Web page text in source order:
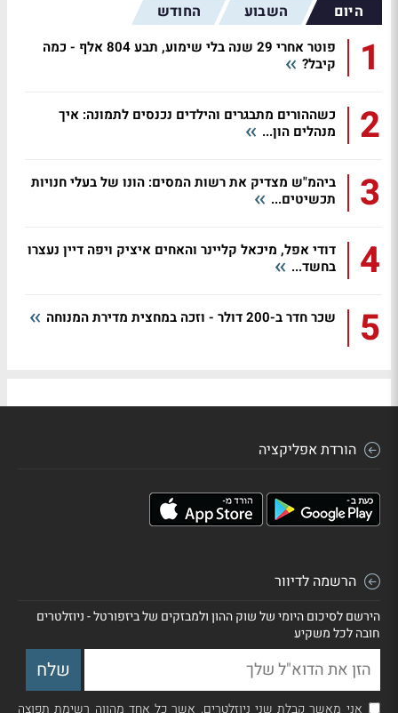
היום השבוע החודש
1
פוטר אחרי 29 שנה בלי שימוע, תבע 804 אלף - כמה
קיבל?
2
כשההורים מתבגרים והילדים נכנסים לתמונה: איך
מנהלים הון...
3
ביהמ"ש מצדיק את רשות המסים: הונו של בעלי חנויות
תכשיטים...
4
דודי אפל, מיכאל קליינר והאחים איציק ויפה דיין נעצרו
בחשד...
5 שכר חדר ב-200 דולר - וזכה במחצית מדירת המנוחה
הורדת אפליקציה
הרשמה לדיוור
הירשם לסיכום היומי של שוק ההון ולמבזקים של ביזפורטל - ניוזלטרים
חובה לכל משקיע
אני מאשר קבלת שני ניוזלטרים, אשר כל אחד מהווה רשימת תפוצה